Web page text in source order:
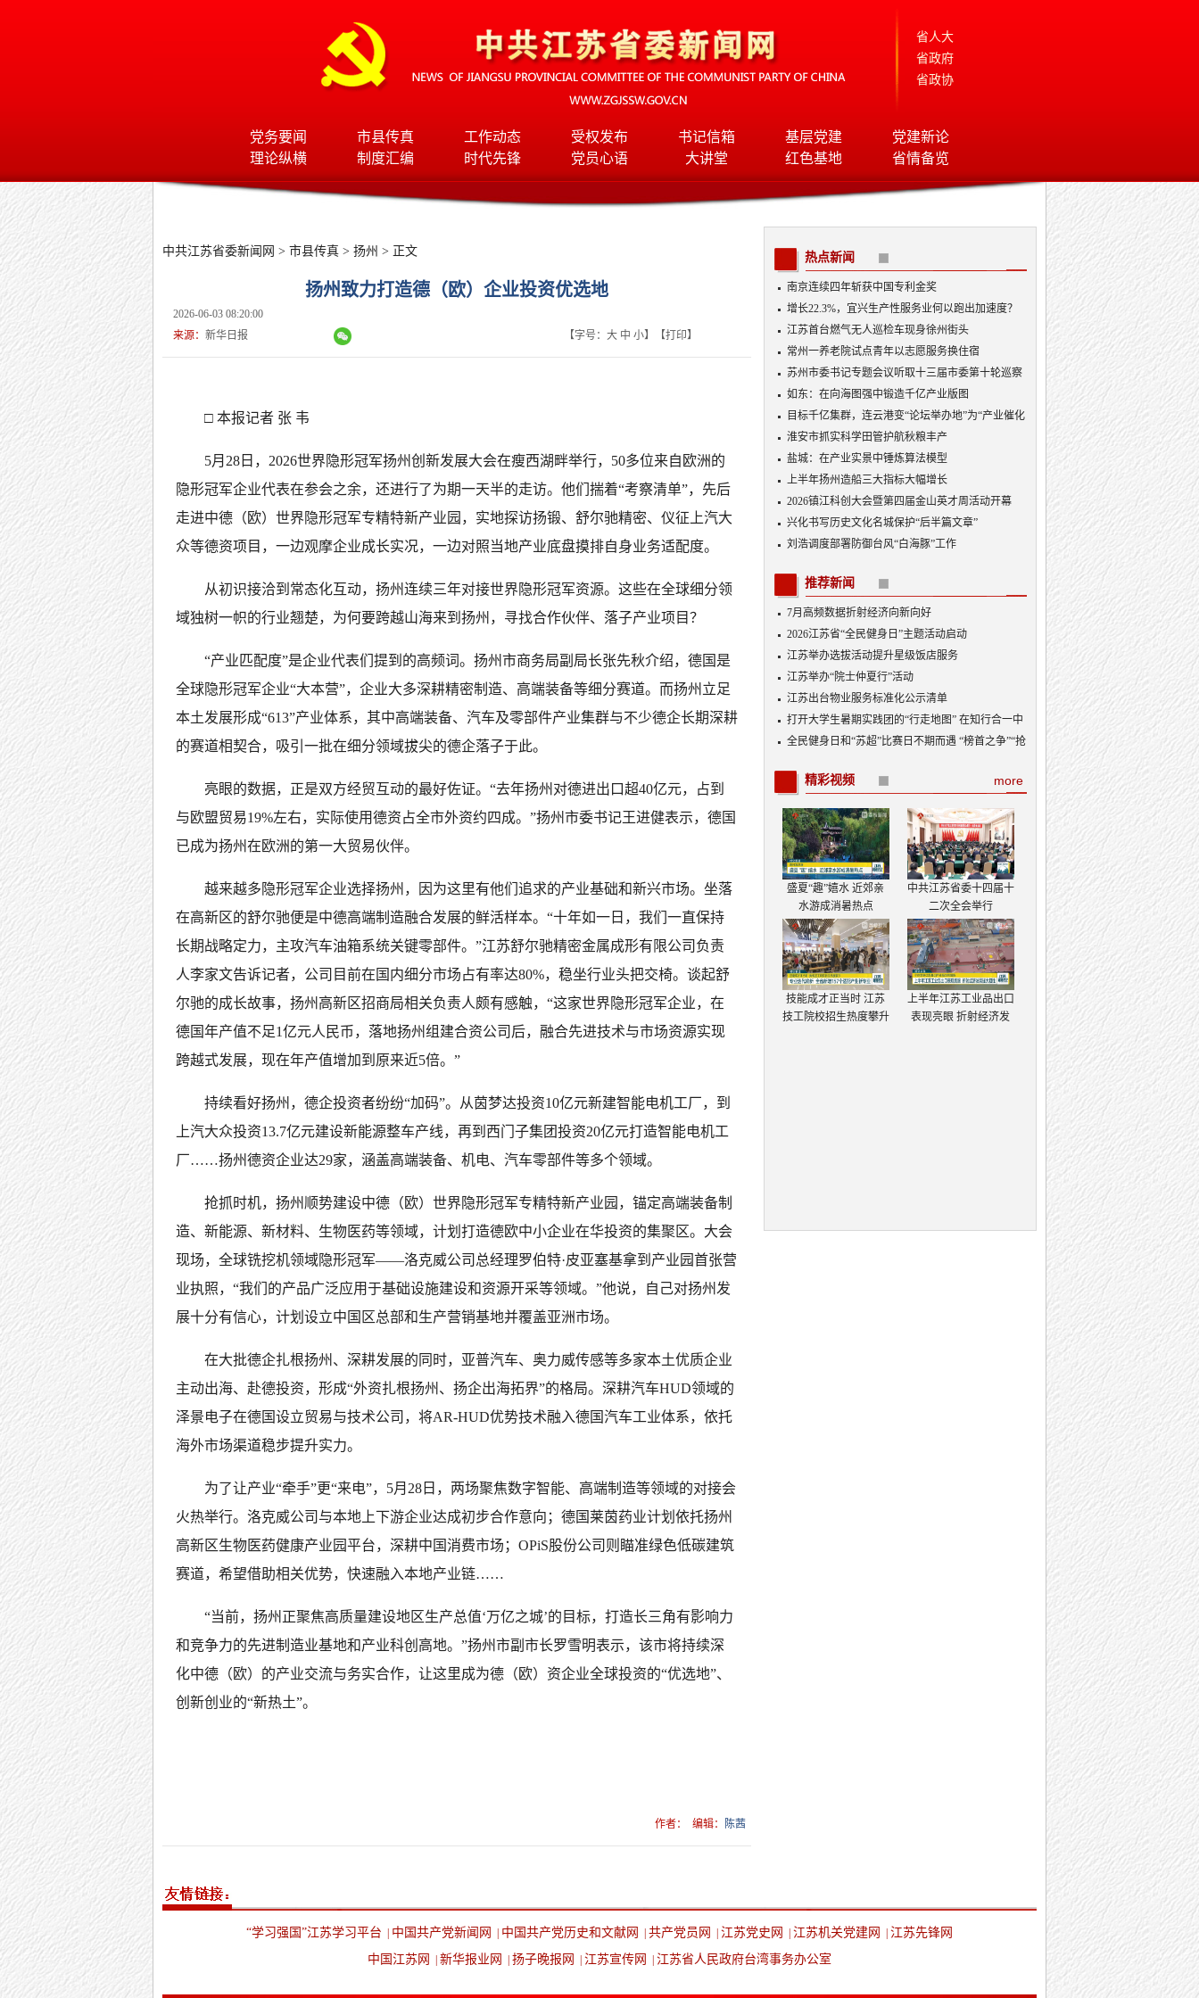
省人大
省政府
省政协
党务要闻 市县传真 工作动态 受权发布 书记信箱 基层党建
党建新论
理论纵横
制度汇编 时代先锋 党员心语 大讲堂 红色基地 省情备览
中共江苏省委新闻网 > 市县传真 > 扬州 > 正文
扬州致力打造德（欧）企业投资优选地
2026-06-03 08:20:00
来源： 新华日报 【字号： 大 中 小】【打印】
□ 本报记者 张 韦
5月28日，2026世界隐形冠军扬州创新发展大会在瘦西湖畔举行，50多位来自欧洲的
隐形冠军企业代表在参会之余，还进行了为期一天半的走访。他们揣着“考察清单”，先后
走进中德（欧）世界隐形冠军专精特新产业园，实地探访扬锻、舒尔驰精密、仪征上汽大
众等德资项目，一边观摩企业成长实况，一边对照当地产业底盘摸排自身业务适配度。
从初识接洽到常态化互动，扬州连续三年对接世界隐形冠军资源。这些在全球细分领
域独树一帜的行业翘楚，为何要跨越山海来到扬州，寻找合作伙伴、落子产业项目？
“产业匹配度”是企业代表们提到的高频词。扬州市商务局副局长张先秋介绍，德国是
全球隐形冠军企业“大本营”，企业大多深耕精密制造、高端装备等细分赛道。而扬州立足
本土发展形成“613”产业体系，其中高端装备、汽车及零部件产业集群与不少德企长期深耕
的赛道相契合，吸引一批在细分领域拔尖的德企落子于此。
亮眼的数据，正是双方经贸互动的最好佐证。“去年扬州对德进出口超40亿元，占到
与欧盟贸易19%左右，实际使用德资占全市外资约四成。”扬州市委书记王进健表示，德国
已成为扬州在欧洲的第一大贸易伙伴。
越来越多隐形冠军企业选择扬州，因为这里有他们追求的产业基础和新兴市场。坐落
在高新区的舒尔驰便是中德高端制造融合发展的鲜活样本。“十年如一日，我们一直保持
长期战略定力，主攻汽车油箱系统关键零部件。”江苏舒尔驰精密金属成形有限公司负责
人李家文告诉记者，公司目前在国内细分市场占有率达80%，稳坐行业头把交椅。谈起舒
尔驰的成长故事，扬州高新区招商局相关负责人颇有感触，“这家世界隐形冠军企业，在
德国年产值不足1亿元人民币，落地扬州组建合资公司后，融合先进技术与市场资源实现
跨越式发展，现在年产值增加到原来近5倍。”
持续看好扬州，德企投资者纷纷“加码”。从茵梦达投资10亿元新建智能电机工厂，到
上汽大众投资13.7亿元建设新能源整车产线，再到西门子集团投资20亿元打造智能电机工
厂……扬州德资企业达29家，涵盖高端装备、机电、汽车零部件等多个领域。
抢抓时机，扬州顺势建设中德（欧）世界隐形冠军专精特新产业园，锚定高端装备制
造、新能源、新材料、生物医药等领域，计划打造德欧中小企业在华投资的集聚区。大会
现场，全球铣挖机领域隐形冠军——洛克威公司总经理罗伯特·皮亚塞基拿到产业园首张营
业执照，“我们的产品广泛应用于基础设施建设和资源开采等领域。”他说，自己对扬州发
展十分有信心，计划设立中国区总部和生产营销基地并覆盖亚洲市场。
在大批德企扎根扬州、深耕发展的同时，亚普汽车、奥力威传感等多家本土优质企业
主动出海、赴德投资，形成“外资扎根扬州、扬企出海拓界”的格局。深耕汽车HUD领域的
泽景电子在德国设立贸易与技术公司，将AR-HUD优势技术融入德国汽车工业体系，依托
海外市场渠道稳步提升实力。
为了让产业“牵手”更“来电”，5月28日，两场聚焦数字智能、高端制造等领域的对接会
火热举行。洛克威公司与本地上下游企业达成初步合作意向；德国莱茵药业计划依托扬州
高新区生物医药健康产业园平台，深耕中国消费市场；OPiS股份公司则瞄准绿色低碳建筑
赛道，希望借助相关优势，快速融入本地产业链……
“当前，扬州正聚焦高质量建设地区生产总值‘万亿之城’的目标，打造长三角有影响力
和竞争力的先进制造业基地和产业科创高地。”扬州市副市长罗雪明表示，该市将持续深
化中德（欧）的产业交流与务实合作，让这里成为德（欧）资企业全球投资的“优选地”、
创新创业的“新热土”。
作者： 编辑： 陈茜
热点新闻
南京连续四年斩获中国专利金奖
增长22.3%，宜兴生产性服务业何以跑出加速度？
江苏首台燃气无人巡检车现身徐州街头
常州一养老院试点青年以志愿服务换住宿
苏州市委书记专题会议听取十三届市委第十轮巡察
情况汇报
如东：在向海图强中锻造千亿产业版图
目标千亿集群，连云港变“论坛举办地”为“产业催化
剂”
淮安市抓实科学田管护航秋粮丰产
盐城：在产业实景中锤炼算法模型
上半年扬州造船三大指标大幅增长
2026镇江科创大会暨第四届金山英才周活动开幕
兴化书写历史文化名城保护“后半篇文章”
刘浩调度部署防御台风“白海豚”工作
推荐新闻
7月高频数据折射经济向新向好
2026江苏省“全民健身日”主题活动启动
江苏举办选拔活动提升星级饭店服务
江苏举办“院士仲夏行”活动
江苏出台物业服务标准化公示清单
打开大学生暑期实践团的“行走地图” 在知行合一中
砥砺成长
全民健身日和“苏超”比赛日不期而遇 “榜首之争”“抢
more
精彩视频
盛夏“趣”嬉水 近郊亲
水游成消暑热点
中共江苏省委十四届十
二次全会举行
技能成才正当时 江苏
技工院校招生热度攀升
上半年江苏工业品出口
表现亮眼 折射经济发
“学习强国”江苏学习平台 中国共产党新闻网 中国共产党历史和文献网 共产党员网 江苏党史网 江苏机关党建网
江苏先锋网
中国江苏网
新华报业网 扬子晚报网 江苏宣传网 江苏省人民政府台湾事务办公室